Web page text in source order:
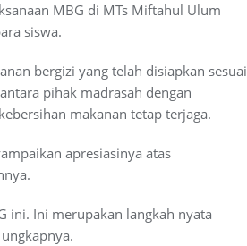
MBG di MTs Miftahul Ulum
siswa.
bergizi yang telah disiapkan sesuai
pihak madrasah dengan
makanan tetap terjaga.
apresiasinya atas
ini. Ini merupakan langkah nyata